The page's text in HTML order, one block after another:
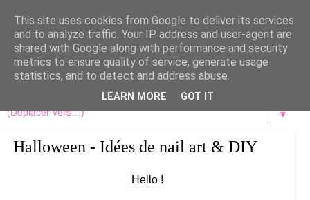
▼
Halloween - Idées de nail art & DIY
Hello !
This site uses cookies from Google to deliver its services
and to analyze traffic. Your IP address and user-agent are
shared with Google along with performance and security
metrics to ensure quality of service, generate usage
statistics, and to detect and address abuse.
LEARN MORE GOT IT